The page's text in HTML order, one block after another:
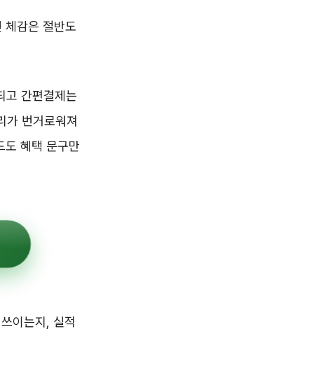
체감은 절반도
고 간편결제는
가 번거로워져
도 혜택 문구만
이는지, 실적